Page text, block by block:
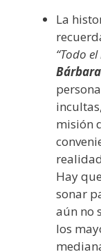
La
“Todo
Bárbara
misión
Hay
sonar
aún no
los